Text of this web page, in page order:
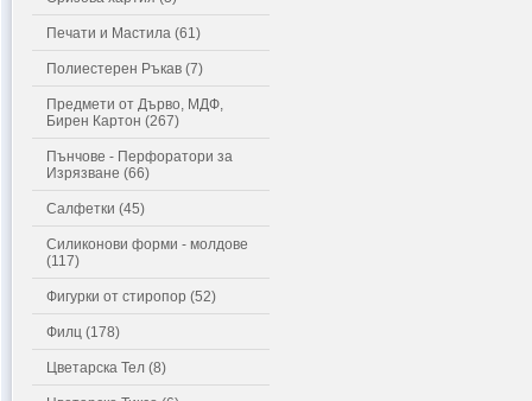
Печати и Мастила (61)
Полиестерен Ръкав (7)
Предмети от Дърво, МДФ,
Бирен Картон (267)
Пънчове - Перфоратори за
Изрязване (66)
Салфетки (45)
Силиконови форми - молдове
(117)
Фигурки от стиропор (52)
Филц (178)
Цветарска Тел (8)